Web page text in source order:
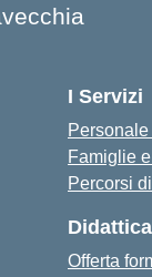
I Servizi
Famiglie
Percorsi
Didattica
Offerta